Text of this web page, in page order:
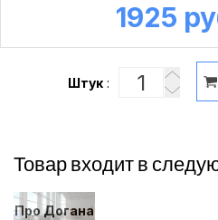
1925
Штук:
Товар входит в
Про Догана